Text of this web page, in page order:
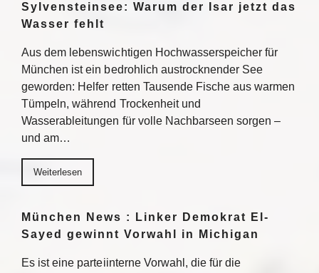
Sylvensteinsee: Warum der Isar jetzt das
Wasser fehlt
Aus dem lebenswichtigen Hochwasserspeicher für
München ist ein bedrohlich austrocknender See
geworden: Helfer retten Tausende Fische aus warmen
Tümpeln, während Trockenheit und
Wasserableitungen für volle Nachbarseen sorgen –
und am…
Weiterlesen
München News : Linker Demokrat El-
Sayed gewinnt Vorwahl in Michigan
Es ist eine parteiinterne Vorwahl, die für die